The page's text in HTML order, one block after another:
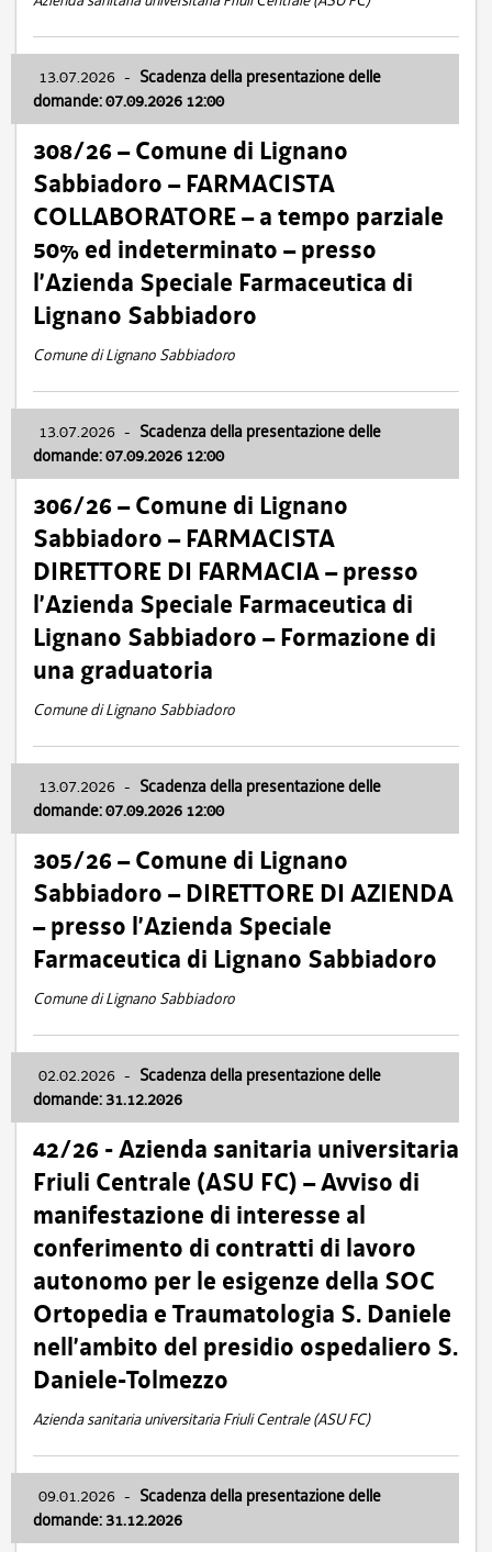
13.07.2026 - Scadenza della presentazione delle
domande: 07.09.2026 12:00
308/26 – Comune di Lignano
Sabbiadoro – FARMACISTA
COLLABORATORE – a tempo parziale
50% ed indeterminato – presso
l’Azienda Speciale Farmaceutica di
Lignano Sabbiadoro
Comune di Lignano Sabbiadoro
13.07.2026 - Scadenza della presentazione delle
domande: 07.09.2026 12:00
306/26 – Comune di Lignano
Sabbiadoro – FARMACISTA
DIRETTORE DI FARMACIA – presso
l’Azienda Speciale Farmaceutica di
Lignano Sabbiadoro – Formazione di
una graduatoria
Comune di Lignano Sabbiadoro
13.07.2026 - Scadenza della presentazione delle
domande: 07.09.2026 12:00
305/26 – Comune di Lignano
Sabbiadoro – DIRETTORE DI AZIENDA
– presso l’Azienda Speciale
Farmaceutica di Lignano Sabbiadoro
Comune di Lignano Sabbiadoro
02.02.2026 - Scadenza della presentazione delle
domande: 31.12.2026
42/26 - Azienda sanitaria universitaria
Friuli Centrale (ASU FC) – Avviso di
manifestazione di interesse al
conferimento di contratti di lavoro
autonomo per le esigenze della SOC
Ortopedia e Traumatologia S. Daniele
nell’ambito del presidio ospedaliero S.
Daniele-Tolmezzo
Azienda sanitaria universitaria Friuli Centrale (ASU FC)
09.01.2026 - Scadenza della presentazione delle
domande: 31.12.2026